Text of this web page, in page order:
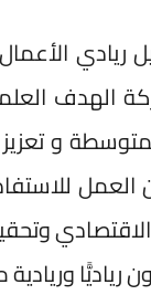
الهدف
و
العمل
رياديًّا